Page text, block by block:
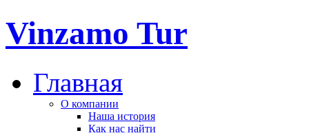
Vinzamo Tur
Главная
О компании
Наша история
Как нас найти